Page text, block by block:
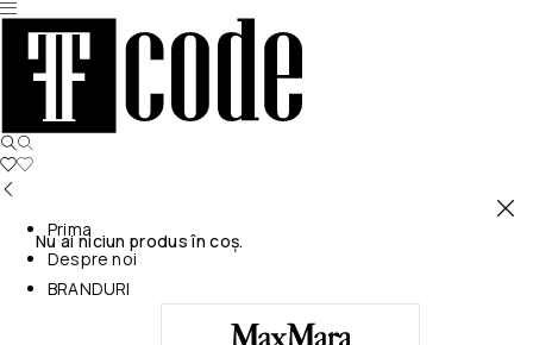
Nu ai niciun produs în coș.
Prima
Despre noi
BRANDURI